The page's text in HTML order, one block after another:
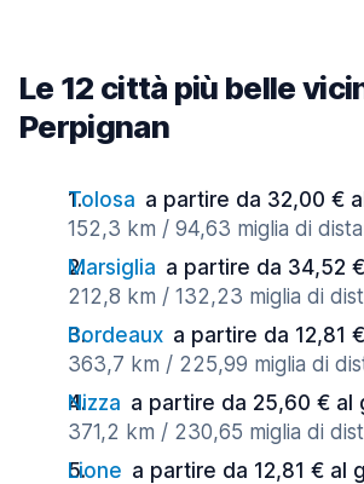
Le 12 città più belle
Perpignan
Tolosa a partire da 32,00 €
152,3 km / 94,63 miglia di
Marsiglia a partire da 34,52
212,8 km / 132,23 miglia di
Bordeaux a partire da 12,81
363,7 km / 225,99 miglia di
Nizza a partire da 25,60 € al
371,2 km / 230,65 miglia di
Lione a partire da 12,81 € al